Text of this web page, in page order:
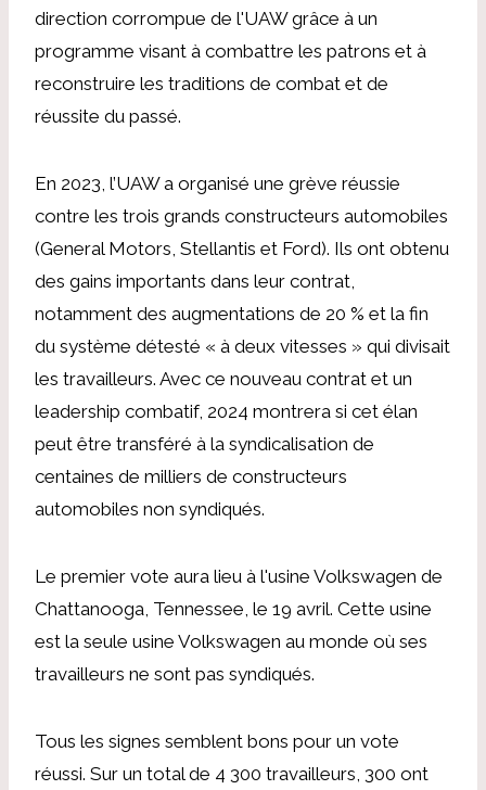
direction corrompue de l'UAW grâce à un
programme visant à combattre les patrons et à
reconstruire les traditions de combat et de
réussite du passé.
En 2023, l’UAW a organisé une grève réussie
contre les trois grands constructeurs automobiles
(General Motors, Stellantis et Ford). Ils ont obtenu
des gains importants dans leur contrat,
notamment des augmentations de 20 % et la fin
du système détesté « à deux vitesses » qui divisait
les travailleurs. Avec ce nouveau contrat et un
leadership combatif, 2024 montrera si cet élan
peut être transféré à la syndicalisation de
centaines de milliers de constructeurs
automobiles non syndiqués.
Le premier vote aura lieu à l'usine Volkswagen de
Chattanooga, Tennessee, le 19 avril. Cette usine
est la seule usine Volkswagen au monde où ses
travailleurs ne sont pas syndiqués.
Tous les signes semblent bons pour un vote
réussi. Sur un total de 4 300 travailleurs, 300 ont